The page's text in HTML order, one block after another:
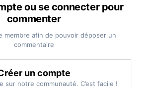
ou se connecter pour
commenter
membre afin de pouvoir déposer un
commentaire
un compte
sur notre communauté. C’est facile !